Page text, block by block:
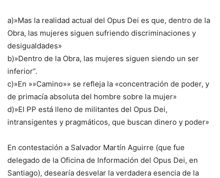
a)»Mas la realidad actual del Opus Dei es que, dentro de la
Obra, las mujeres siguen sufriendo discriminaciones y
desigualdades»
b)»Dentro de la Obra, las mujeres siguen siendo un ser
inferior”.
c)»En »»Camino»» se refleja la «concentración de poder, y
de primacía absoluta del hombre sobre la mujer»
d)»El PP está lleno de militantes del Opus Dei,
intransigentes y pragmáticos, que buscan dinero y poder»
En contestación a Salvador Martín Aguirre (que fue
delegado de la Oficina de Información del Opus Dei, en
Santiago), desearía desvelar la verdadera esencia de la